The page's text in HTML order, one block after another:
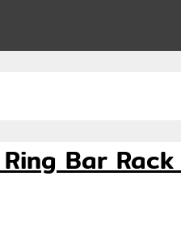
Bar